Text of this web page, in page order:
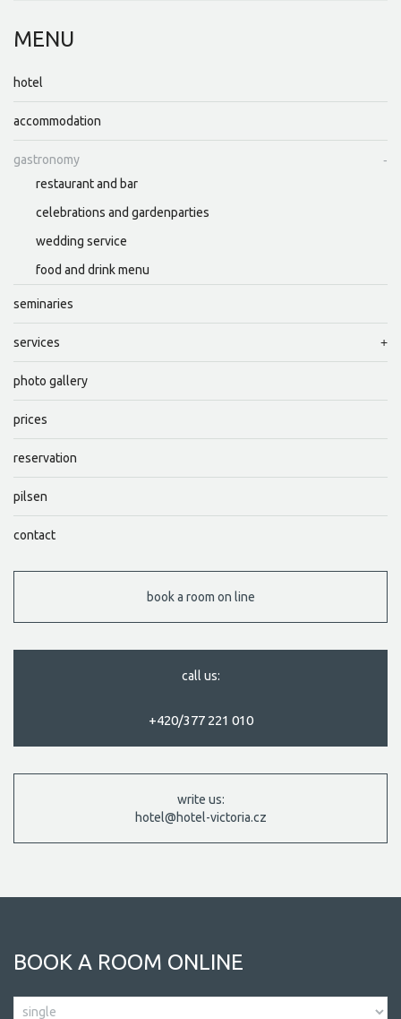
MENU
hotel
accommodation
gastronomy
restaurant and bar
celebrations and gardenparties
wedding service
food and drink menu
seminaries
services
photo gallery
prices
reservation
pilsen
contact
book a room on line
call us:
+420/377 221 010
write us:
hotel@hotel-victoria.cz
BOOK A ROOM ONLINE